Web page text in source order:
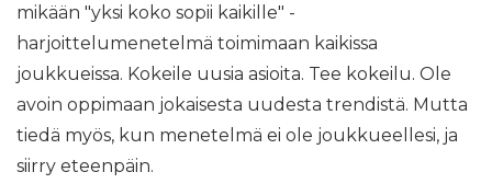
mikään "yksi koko sopii kaikille" -
harjoittelumenetelmä toimimaan kaikissa
joukkueissa. Kokeile uusia asioita. Tee kokeilu. Ole
avoin oppimaan jokaisesta uudesta trendistä. Mutta
tiedä myös, kun menetelmä ei ole joukkueellesi, ja
siirry eteenpäin.